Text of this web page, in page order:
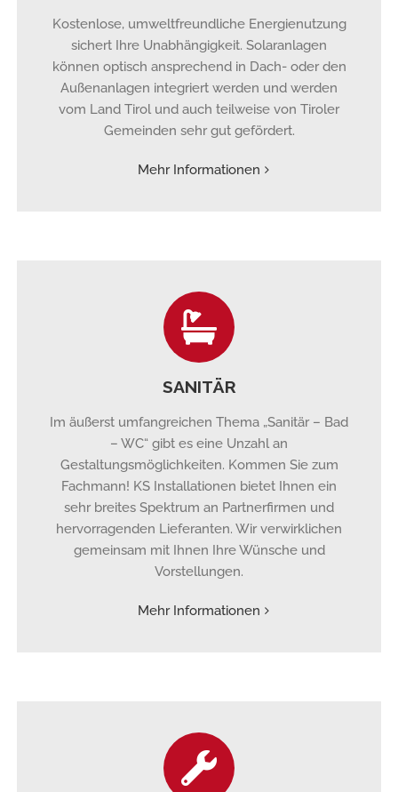
Kostenlose, umweltfreundliche Energienutzung
sichert Ihre Unabhängigkeit. Solaranlagen
können optisch ansprechend in Dach- oder den
Außenanlagen integriert werden und werden
vom Land Tirol und auch teilweise von Tiroler
Gemeinden sehr gut gefördert.
Mehr Informationen
SANITÄR
Im äußerst umfangreichen Thema „Sanitär – Bad
– WC“ gibt es eine Unzahl an
Gestaltungsmöglichkeiten. Kommen Sie zum
Fachmann! KS Installationen bietet Ihnen ein
sehr breites Spektrum an Partnerfirmen und
hervorragenden Lieferanten. Wir verwirklichen
gemeinsam mit Ihnen Ihre Wünsche und
Vorstellungen.
Mehr Informationen